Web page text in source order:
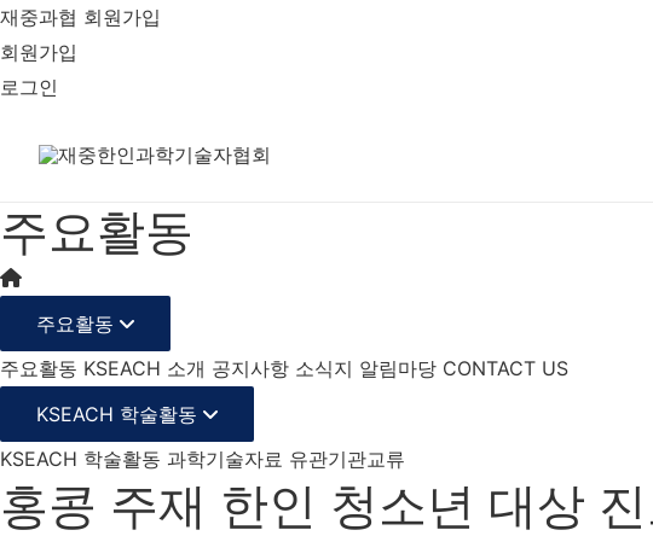
재중과협 회원가입
회원가입
로그인
주요활동
주요활동
주요활동 KSEACH 소개 공지사항 소식지 알림마당 CONTACT US
KSEACH 학술활동
KSEACH 학술활동 과학기술자료 유관기관교류
홍콩 주재 한인 청소년 대상